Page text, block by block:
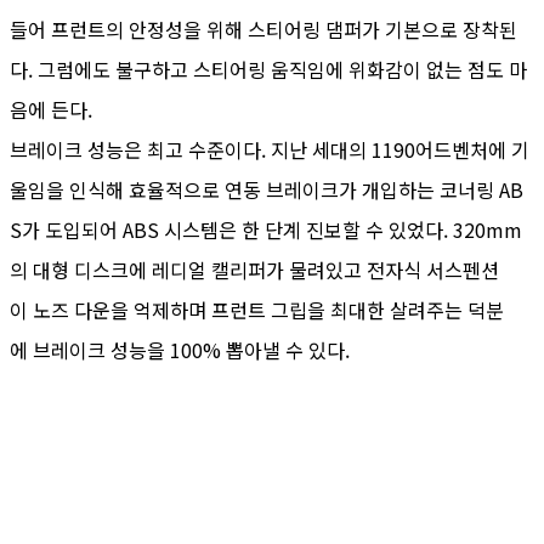
들어 프런트의 안정성을 위해 스티어링 댐퍼가 기본으로 장착된
다. 그럼에도 불구하고 스티어링 움직임에 위화감이 없는 점도 마
음에 든다.
브레이크 성능은 최고 수준이다. 지난 세대의 1190어드벤처에 기
울임을 인식해 효율적으로 연동 브레이크가 개입하는 코너링 AB
S가 도입되어 ABS 시스템은 한 단계 진보할 수 있었다. 320mm
의 대형 디스크에 레디얼 캘리퍼가 물려있고 전자식 서스펜션
이 노즈 다운을 억제하며 프런트 그립을 최대한 살려주는 덕분
에 브레이크 성능을 100% 뽑아낼 수 있다.